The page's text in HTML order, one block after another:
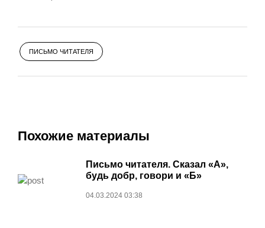
ПИСЬМО ЧИТАТЕЛЯ
Похожие материалы
Письмо читателя. Сказал «А»,
будь добр, говори и «Б»
04.03.2024 03:38